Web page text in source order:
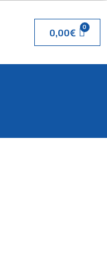
0,00€